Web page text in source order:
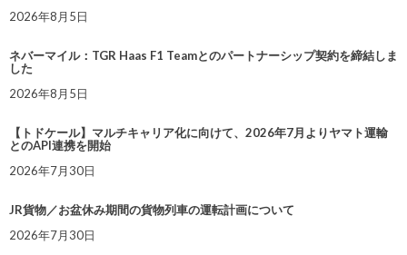
2026年8月5日
ネバーマイル：TGR Haas F1 Teamとのパートナーシップ契約を締結しま
した
2026年8月5日
【トドケール】マルチキャリア化に向けて、2026年7月よりヤマト運輸
とのAPI連携を開始
2026年7月30日
JR貨物／お盆休み期間の貨物列車の運転計画について
2026年7月30日